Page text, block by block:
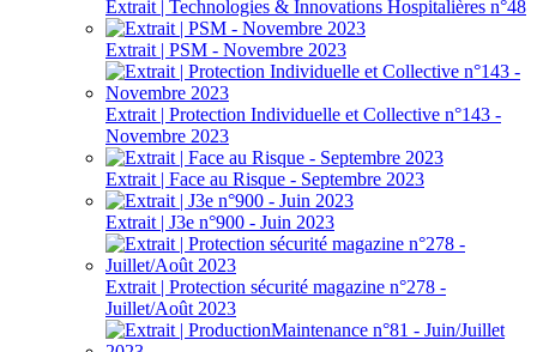
Extrait | Technologies & Innovations Hospitalières n°48
Extrait | PSM - Novembre 2023
Extrait | Protection Individuelle et Collective n°143 -
Novembre 2023
Extrait | Face au Risque - Septembre 2023
Extrait | J3e n°900 - Juin 2023
Extrait | Protection sécurité magazine n°278 -
Juillet/Août 2023